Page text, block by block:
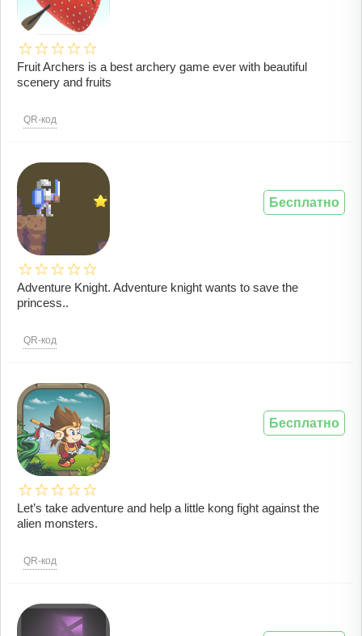
Fruit Archers is a best archery game ever with beautiful
scenery and fruits
QR-код
Adventure Knight. Adventure knight wants to save the
princess..
QR-код
Бесплатно
Let’s take adventure and help a little kong fight against the
alien monsters.
QR-код
Бесплатно